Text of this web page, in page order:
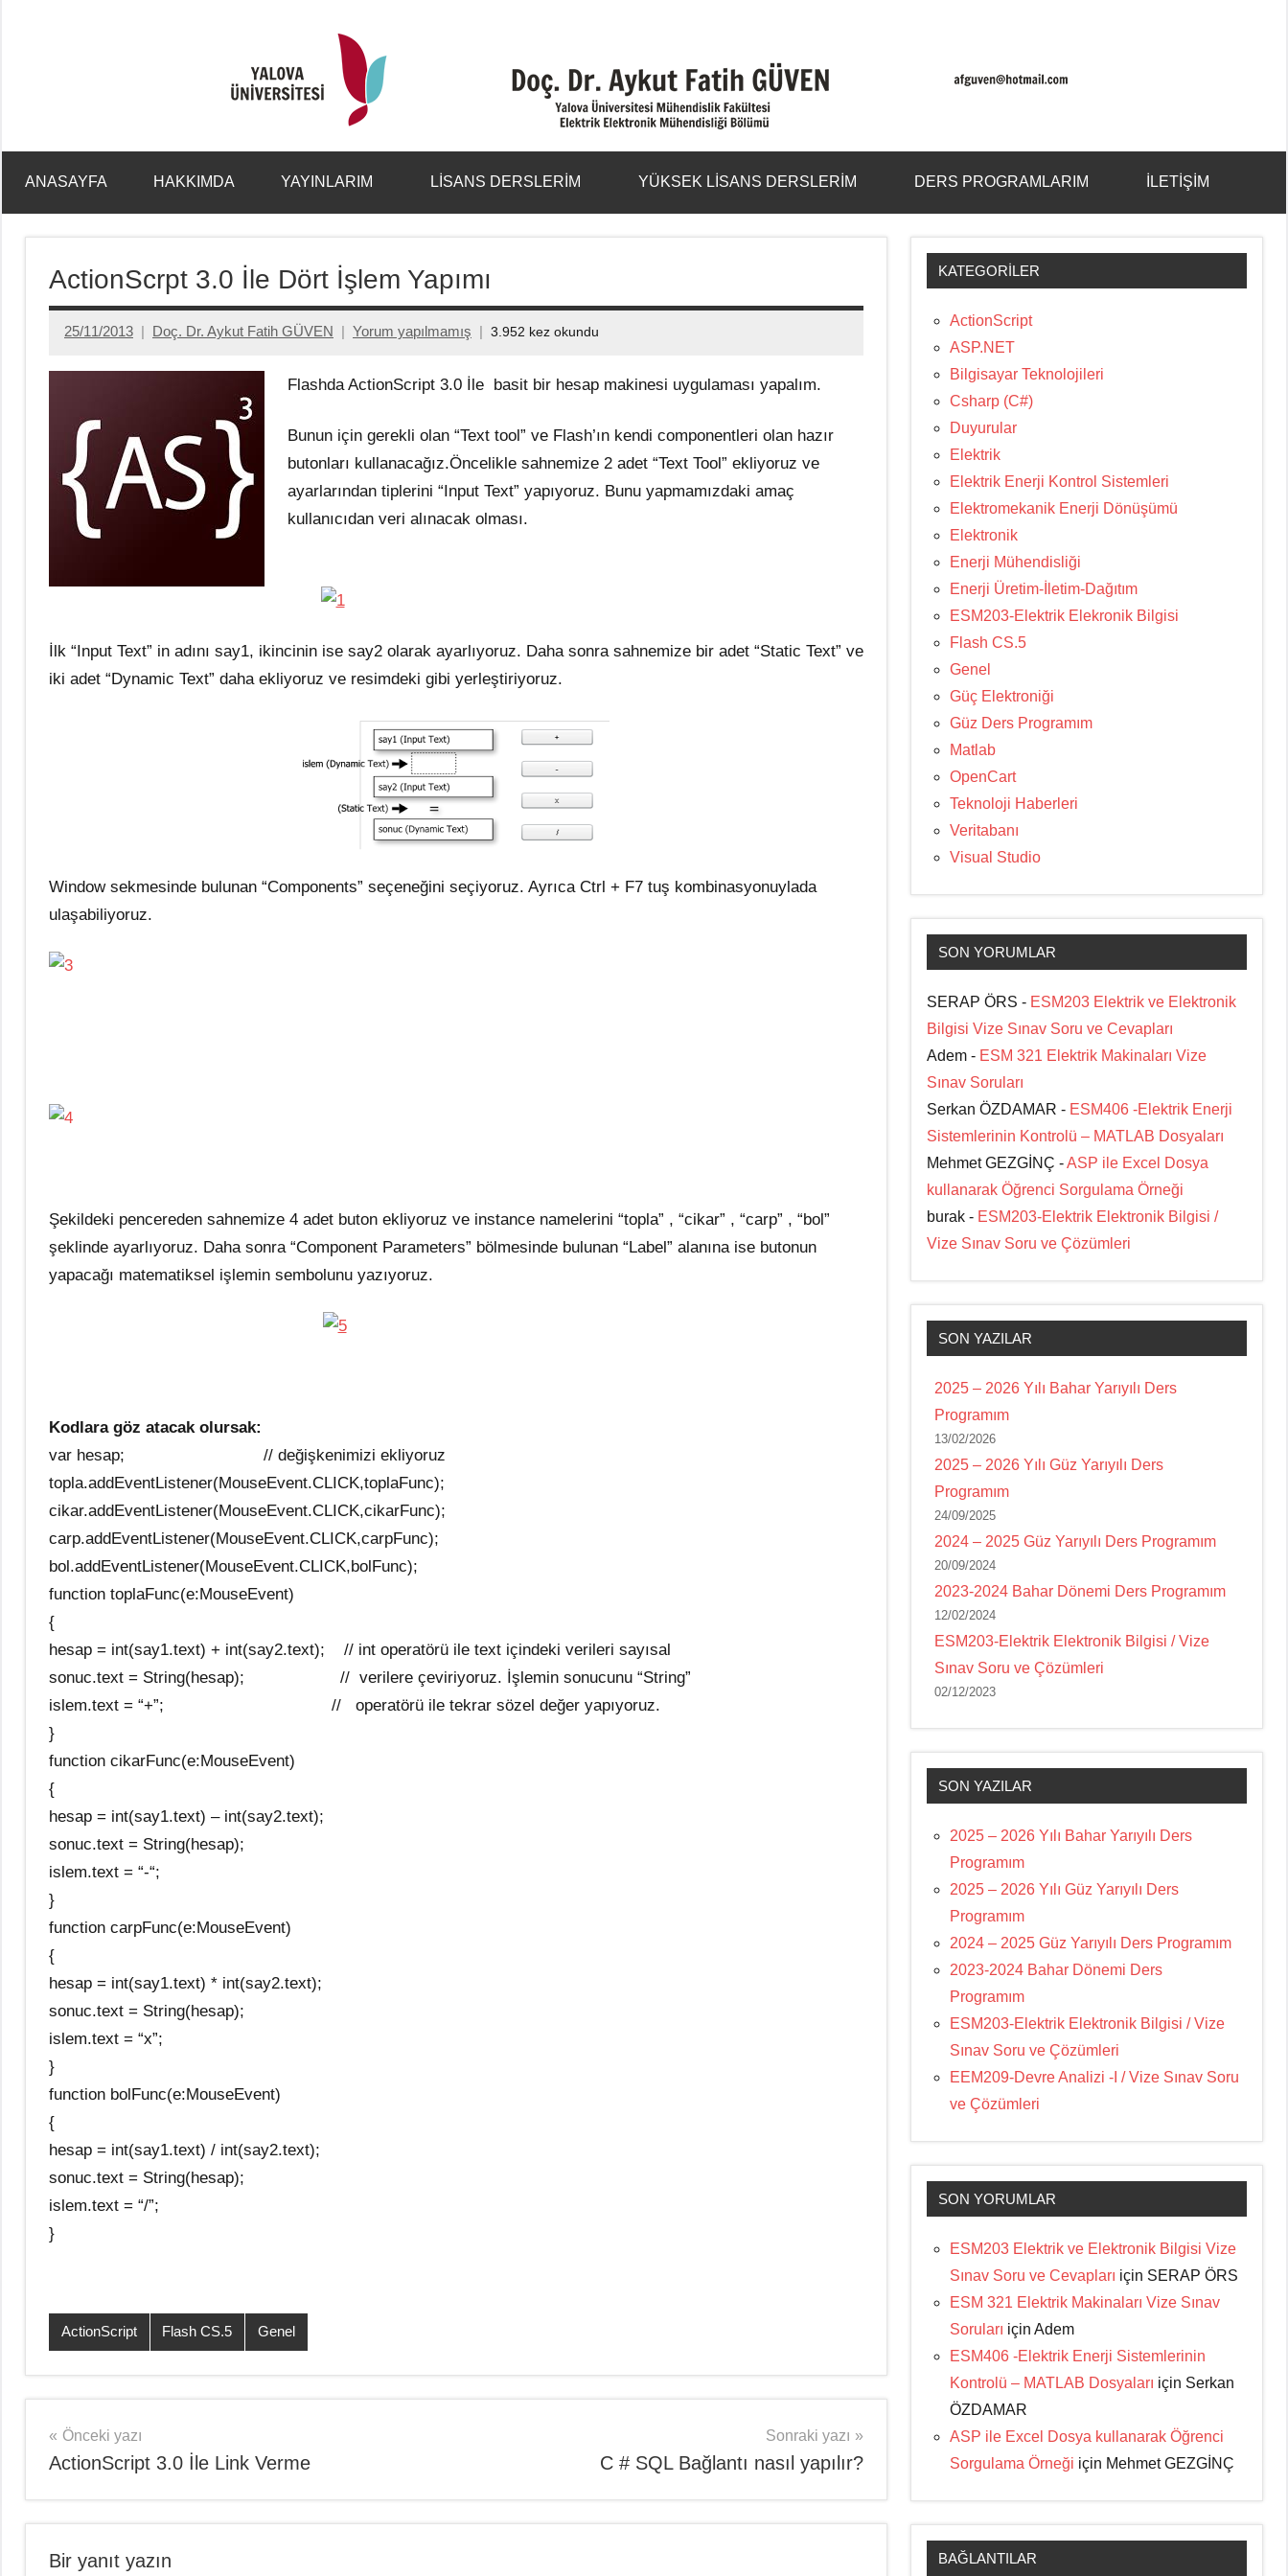
ANASAYFA HAKKIMDA YAYINLARIM LISANS DERSLERIM YÜKSEK LISANS DERSLERIM DERS PROGRAMLARIM İLETIŞIM
ActionScrpt 3.0 İle Dört İşlem Yapımı
25/11/2013 Doç. Dr. Aykut Fatih GÜVEN Yorum yapılmamış 3.952 kez okundu
Flashda ActionScript 3.0 İle basit bir hesap makinesi uygulaması yapalım.
Bunun için gerekli olan “Text tool” ve Flash’ın kendi componentleri olan hazır
butonları kullanacağız.Öncelikle sahnemize 2 adet “Text Tool” ekliyoruz ve
ayarlarından tiplerini “Input Text” yapıyoruz. Bunu yapmamızdaki amaç
kullanıcıdan veri alınacak olması.
İlk “Input Text” in adını say1, ikincinin ise say2 olarak ayarlıyoruz. Daha sonra sahnemize bir adet “Static Text” ve
iki adet “Dynamic Text” daha ekliyoruz ve resimdeki gibi yerleştiriyoruz.
Window sekmesinde bulunan “Components” seçeneğini seçiyoruz. Ayrıca Ctrl + F7 tuş kombinasyonuylada
ulaşabiliyoruz.
Şekildeki pencereden sahnemize 4 adet buton ekliyoruz ve instance namelerini “topla” , “cikar” , “carp” , “bol”
şeklinde ayarlıyoruz. Daha sonra “Component Parameters” bölmesinde bulunan “Label” alanına ise butonun
yapacağı matematiksel işlemin sembolunu yazıyoruz.
Kodlara göz atacak olursak:
var hesap; // değişkenimizi ekliyoruz
topla.addEventListener(MouseEvent.CLICK,toplaFunc);
cikar.addEventListener(MouseEvent.CLICK,cikarFunc);
carp.addEventListener(MouseEvent.CLICK,carpFunc);
bol.addEventListener(MouseEvent.CLICK,bolFunc);
function toplaFunc(e:MouseEvent)
{
hesap = int(say1.text) + int(say2.text); // int operatörü ile text içindeki verileri sayısal
sonuc.text = String(hesap); // verilere çeviriyoruz. İşlemin sonucunu “String”
islem.text = “+”; // operatörü ile tekrar sözel değer yapıyoruz.
}
function cikarFunc(e:MouseEvent)
{
hesap = int(say1.text) – int(say2.text);
sonuc.text = String(hesap);
islem.text = “-“;
}
function carpFunc(e:MouseEvent)
{
hesap = int(say1.text) * int(say2.text);
sonuc.text = String(hesap);
islem.text = “x”;
}
function bolFunc(e:MouseEvent)
{
hesap = int(say1.text) / int(say2.text);
sonuc.text = String(hesap);
islem.text = “/”;
}
Şununla
etiketlenmiş:
actionscript
işlem,
flash
actionscript
hesap
ActionScript Flash CS.5 Genel
Yazı
gezinmesi
Önceki yazı
ActionScript 3.0 İle Link Verme
Sonraki yazı
C # SQL Bağlantı nasıl yapılır?
Bir yanıt yazın
KATEGORILER
ActionScript
ASP.NET
Bilgisayar Teknolojileri
Csharp (C#)
Duyurular
Elektrik
Elektrik Enerji Kontrol Sistemleri
Elektromekanik Enerji Dönüşümü
Elektronik
Enerji Mühendisliği
Enerji Üretim-İletim-Dağıtım
ESM203-Elektrik Elekronik Bilgisi
Flash CS.5
Genel
Güç Elektroniği
Güz Ders Programım
Matlab
OpenCart
Teknoloji Haberleri
Veritabanı
Visual Studio
SON YORUMLAR
SERAP ÖRS - ESM203 Elektrik ve Elektronik
Bilgisi Vize Sınav Soru ve Cevapları
Adem - ESM 321 Elektrik Makinaları Vize
Sınav Soruları
Serkan ÖZDAMAR - ESM406 -Elektrik Enerji
Sistemlerinin Kontrolü – MATLAB Dosyaları
Mehmet GEZGİNÇ -ASP ile Excel Dosya
kullanarak Öğrenci Sorgulama Örneği
burak - ESM203-Elektrik Elektronik Bilgisi /
Vize Sınav Soru ve Çözümleri
SON YAZILAR
2025 – 2026 Yılı Bahar Yarıyılı Ders
Programım
13/02/2026
2025 – 2026 Yılı Güz Yarıyılı Ders
Programım
24/09/2025
2024 – 2025 Güz Yarıyılı Ders Programım
20/09/2024
2023-2024 Bahar Dönemi Ders Programım
12/02/2024
ESM203-Elektrik Elektronik Bilgisi / Vize
Sınav Soru ve Çözümleri
02/12/2023
SON YAZILAR
2025 – 2026 Yılı Bahar Yarıyılı Ders
Programım
2025 – 2026 Yılı Güz Yarıyılı Ders
Programım
2024 – 2025 Güz Yarıyılı Ders Programım
2023-2024 Bahar Dönemi Ders
Programım
ESM203-Elektrik Elektronik Bilgisi / Vize
Sınav Soru ve Çözümleri
EEM209-Devre Analizi -I / Vize Sınav Soru
ve Çözümleri
SON YORUMLAR
ESM203 Elektrik ve Elektronik Bilgisi Vize
Sınav Soru ve Cevapları için SERAP ÖRS
ESM 321 Elektrik Makinaları Vize Sınav
Soruları için Adem
ESM406 -Elektrik Enerji Sistemlerinin
Kontrolü – MATLAB Dosyaları için Serkan
ÖZDAMAR
ASP ile Excel Dosya kullanarak Öğrenci
Sorgulama Örneği için Mehmet GEZGİNÇ
BAĞLANTILAR